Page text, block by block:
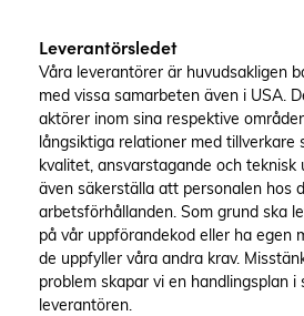
Leverantörsledet
Våra leverantörer är huvudsakligen
med vissa samarbeten även i USA.
aktörer inom sina respektive
långsiktiga relationer med tillverkare
kvalitet, ansvarstagande och teknisk
även säkerställa att personalen hos
arbetsförhållanden. Som grund ska
på vår uppförandekod eller ha egen
de uppfyller våra andra krav.
problem skapar vi en handlingsplan i
leverantören.